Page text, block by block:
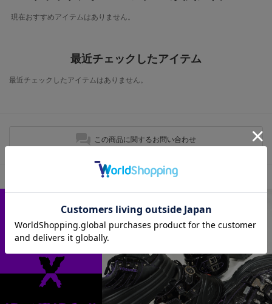
現在おすすめアイテムはありません。
最近チェックしたアイテム
最近チェックしたアイテムはありません。
この商品に関するお問い合わせ